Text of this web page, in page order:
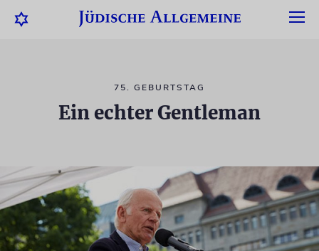
75. GEBURTSTAG
Ein echter Gentleman